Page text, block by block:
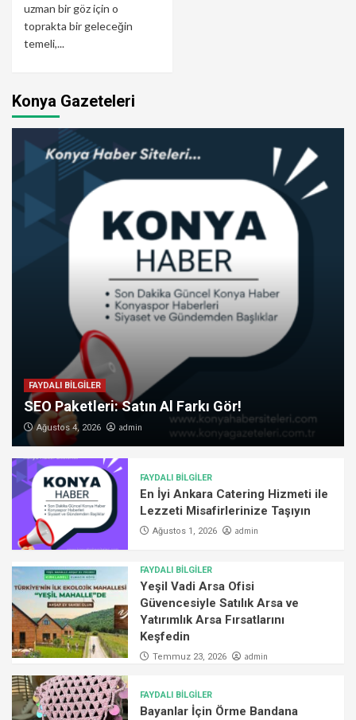
uzman bir göz için o
toprakta bir geleceğin
temeli,...
Konya Gazeteleri
FAYDALI BİLGİLER
SEO Paketleri: Satın Al Farkı Gör!
Ağustos 4, 2026 admin
FAYDALI BİLGİLER
En İyi Ankara Catering Hizmeti ile
Lezzeti Misafirlerinize Taşıyın
Ağustos 1, 2026 admin
FAYDALI BİLGİLER
Yeşil Vadi Arsa Ofisi
Güvencesiyle Satılık Arsa ve
Yatırımlık Arsa Fırsatlarını
Keşfedin
Temmuz 23, 2026 admin
FAYDALI BİLGİLER
Bayanlar İçin Örme Bandana